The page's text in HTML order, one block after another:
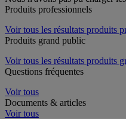
Produits professionnels
Voir tous les résultats produits
Produits grand public
Voir tous les résultats produits
Questions fréquentes
Voir tous
Documents & articles
Voir tous